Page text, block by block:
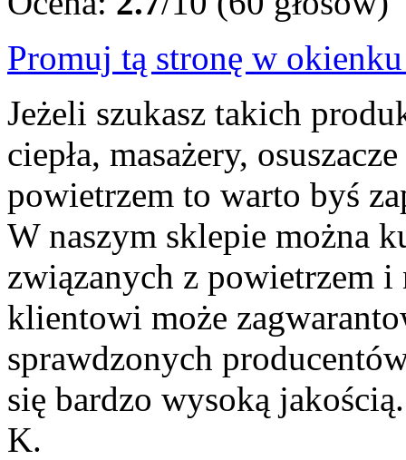
Promuj tą stronę w
Jeżeli szukasz takich
ciepła, masażery,
powietrzem to warto byś
W naszym sklepie można
związanych z powietrzem
klientowi może
sprawdzonych
się bardzo wysoką
K.